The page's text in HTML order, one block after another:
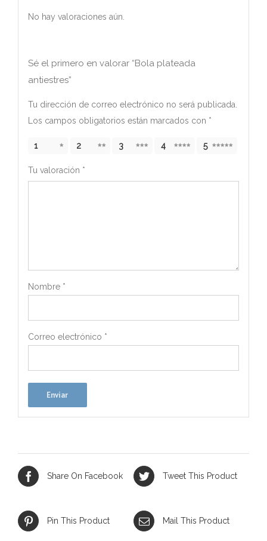
No hay valoraciones aún.
Sé el primero en valorar “Bola plateada
antiestres”
Tu dirección de correo electrónico no será publicada.
Los campos obligatorios están marcados con *
1 2 3 4 5
Tu valoración *
Nombre *
Correo electrónico *
Share On Facebook Tweet This Product
Pin This Product Mail This Product